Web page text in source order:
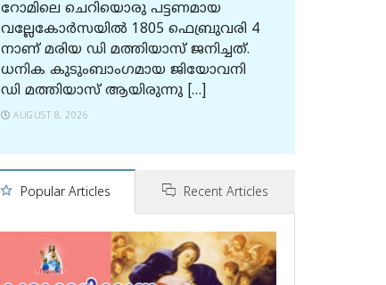
റോമിലെ ചെറിയൊരു പട്ടണമായ
വല്ലേകോര്‍സയില്‍ 1805 ഫെബ്രുവരി 4
നാണ് മരിയ ഡി മത്തിയാസ് ജനിച്ചത്.
ധനിക കുടുംബാംഗമായ ജിയോവനി
ഡി മത്തിയാസ് ആയിരുന്നു […]
AUGUST 8, 2026
Popular Articles Recent Articles